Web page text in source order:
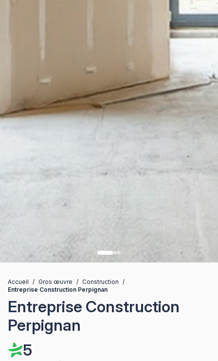
Accueil / Gros œuvre / Construction
/
Entreprise Construction Perpignan
Entreprise Construction
Perpignan
5